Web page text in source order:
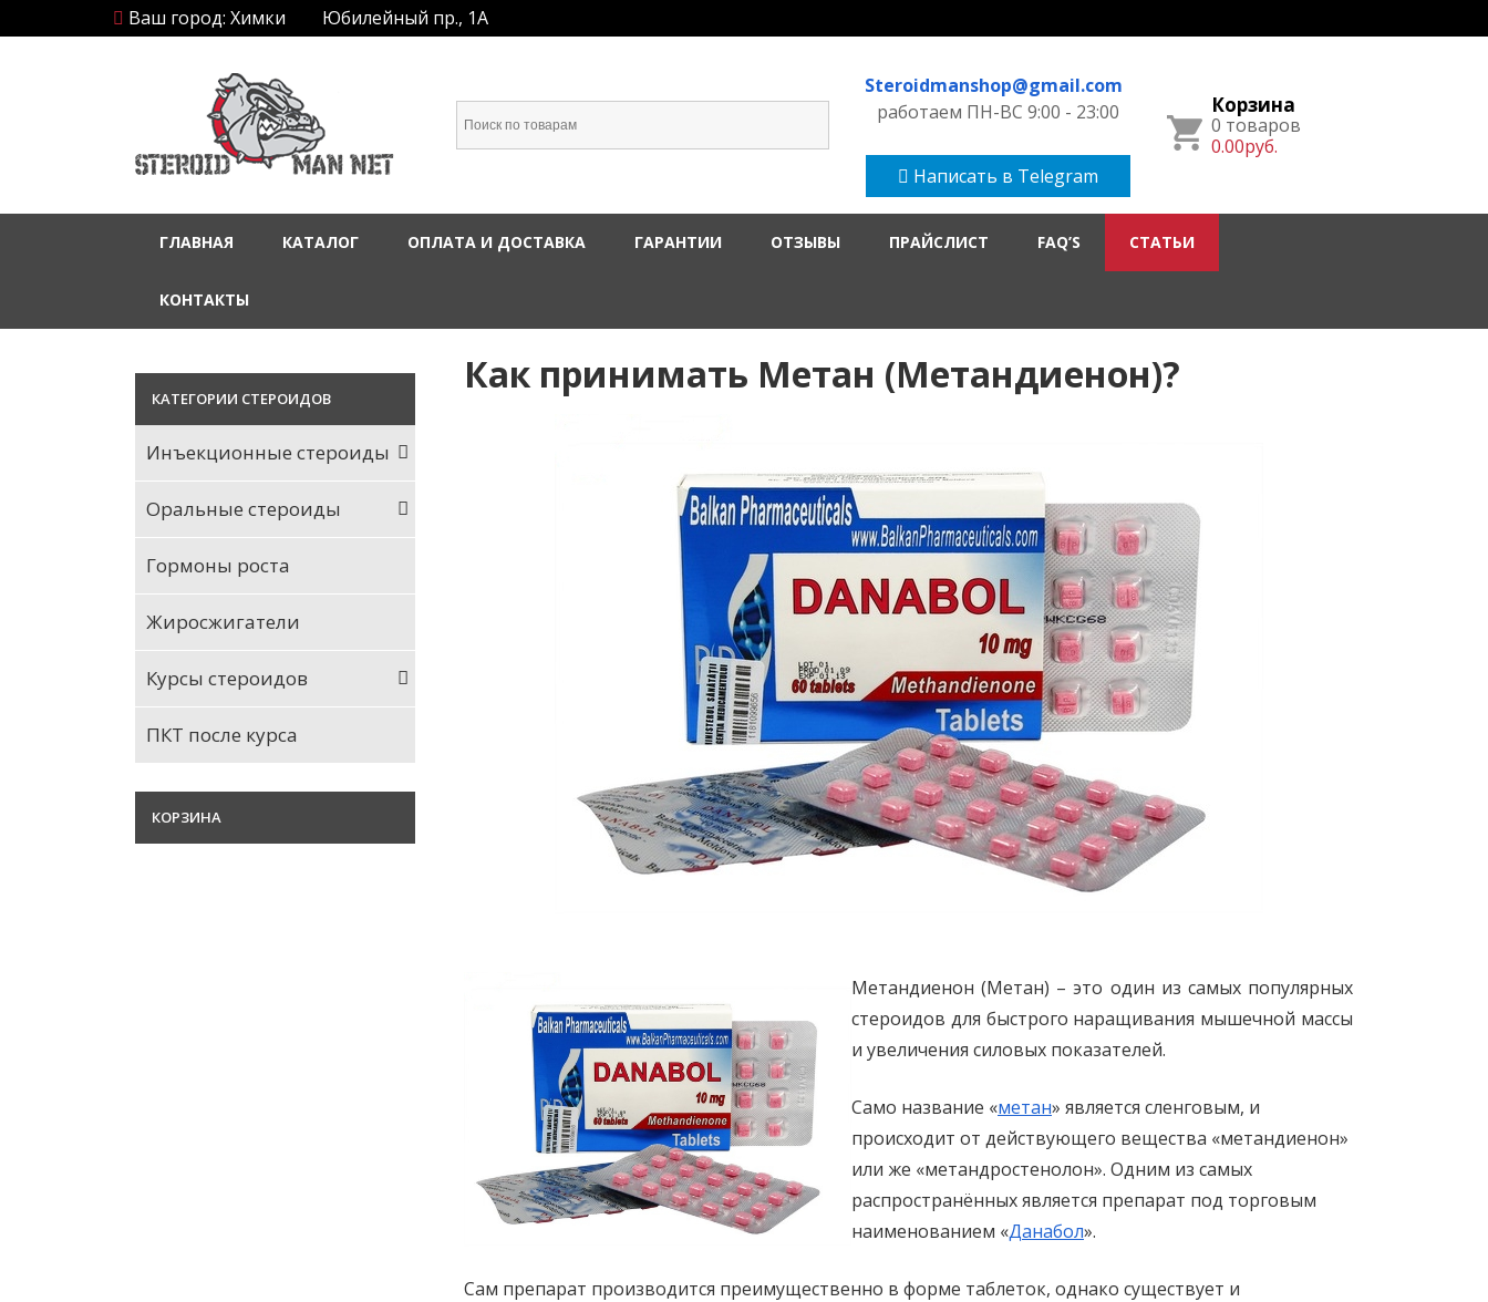
Ваш город: Химки Юбилейный пр., 1А
Steroidmanshop@gmail.com
работаем ПН-ВС 9:00 - 23:00
Написать в Telegram
Корзина
0 товаров
0.00руб.
ГЛАВНАЯ КАТАЛОГ ОПЛАТА И ДОСТАВКА ГАРАНТИИ ОТЗЫВЫ ПРАЙСЛИСТ FAQ’S СТАТЬИ
КОНТАКТЫ
КАТЕГОРИИ СТЕРОИДОВ
Инъекционные стероиды
Оральные стероиды
Гормоны роста
Жиросжигатели
Курсы стероидов
ПКТ после курса
КОРЗИНА
Как принимать Метан (Метандиенон)?
Метандиенон (Метан) – это один из самых популярных
стероидов для быстрого наращивания мышечной массы
и увеличения силовых показателей.
Само название «метан» является сленговым, и
происходит от действующего вещества «метандиенон»
или же «метандростенолон». Одним из самых
распространённых является препарат под торговым
наименованием «Данабол».
Сам препарат производится преимущественно в форме таблеток, однако существует и